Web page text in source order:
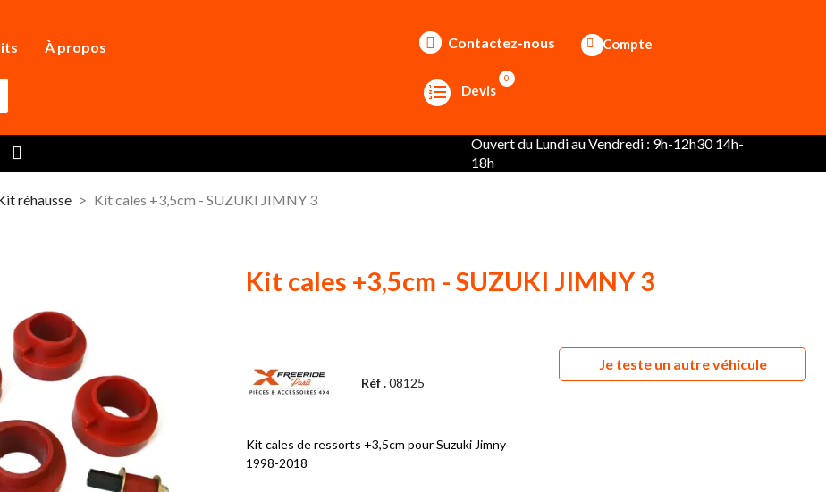
À propos Contactez-nous Compte
Devis
0
Ouvert du Lundi au Vendredi : 9h-12h30 14h-
18h
réhausse Kit cales +3,5cm - SUZUKI JIMNY 3
Kit cales +3,5cm - SUZUKI JIMNY 3
Réf .08125
Kit cales de ressorts +3,5cm pour Suzuki Jimny
1998-2018
Je teste un autre véhicule